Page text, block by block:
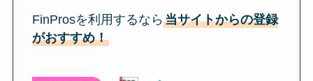
FinProsを利用するなら当サイトからの登録
がおすすめ！